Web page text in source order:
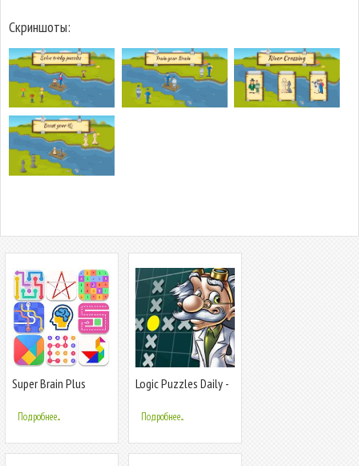
Скриншоты:
Super Brain Plus
Подробнее...
Logic Puzzles Daily -
Подробнее...